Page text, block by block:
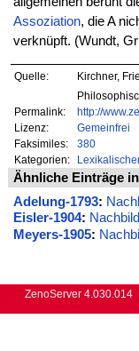
Assoziation, die A
verknüpft. (Wundt,
Quelle:
Kirchner,
Permalink:
http://
Lizenz:
Gemeinfrei
Faksimiles:
380
Kategorien:
Ähnliche Einträge
Adelung-1793:
Eisler-1904: Nachbild
Meyers-1905:
ZenoServer 4.030.014